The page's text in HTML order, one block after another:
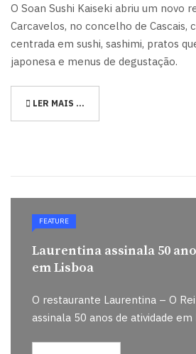
O Soan Sushi Kaiseki abriu um novo
Carcavelos, no concelho de Cascais,
centrada em sushi, sashimi, pratos
japonesa e menus de degustação.
LER MAIS …
FEATURE
Laurentina assinala 50
em Lisboa
O restaurante Laurentina – O
assinala 50 anos de atividade em